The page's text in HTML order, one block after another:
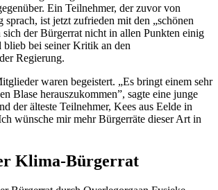
Ein Teilnehmer, der zuvor von
sprach, ist jetzt zufrieden mit den „schönen
sich der Bürgerrat nicht in allen Punkten einig
bei seiner Kritik an den
Regierung.
waren begeistert. „Es bringt einem sehr
Blase herauszukommen”, sagte eine junge
der älteste Teilnehmer, Kees aus Eelde in
wünsche mir mehr Bürgerräte dieser Art in
Klima-Bürgerrat